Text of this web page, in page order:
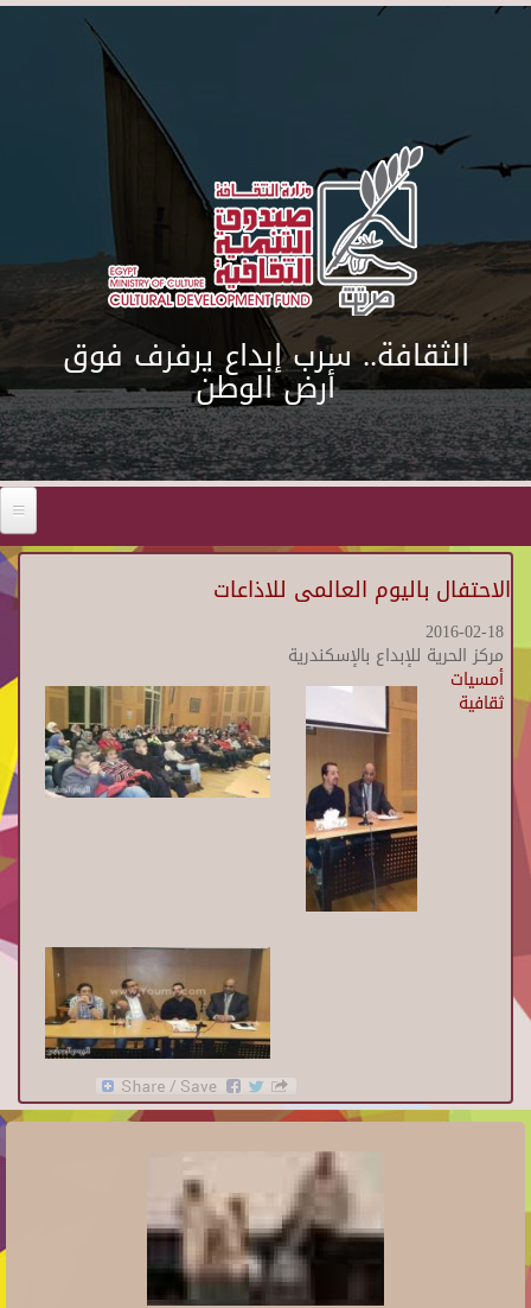
Skip to main content
الثقافة.. سرب إبداع يرفرف فوق
أرض الوطن
الاحتفال باليوم العالمى للاذاعات
2016-02-18
مركز الحرية للإبداع بالإسكندرية
أمسيات
ثقافية